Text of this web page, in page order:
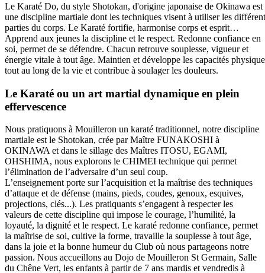
Le Karaté Do, du style Shotokan, d'origine japonaise de Okinawa est
une discipline martiale dont les techniques visent à utiliser les
parties du corps. Le Karaté fortifie, harmonise corps et esprit…
Apprend aux jeunes la discipline et le respect. Redonne confiance en
soi, permet de se défendre. Chacun retrouve souplesse, vigueur et
énergie vitale à tout âge. Maintien et développe les capacités
tout au long de la vie et contribue à soulager les douleurs.
Le Karaté ou un art martial dynamique en plein
effervescence
Nous pratiquons à Mouilleron un karaté traditionnel, notre discipline
martiale est le Shotokan, crée par Maître FUNAKOSHI à
OKINAWA et dans le sillage des Maîtres ITOSU, EGAMI,
OHSHIMA, nous explorons le CHIMEI technique qui permet
l’élimination de l’adversaire d’un seul coup.
L’enseignement porte sur l’acquisition et la maîtrise des techniques
d’attaque et de défense (mains, pieds, coudes, genoux, esquives,
projections, clés...). Les pratiquants s’engagent à respecter les
valeurs de cette discipline qui impose le courage, l’humilité, la
loyauté, la dignité et le respect. Le karaté redonne confiance, permet
la maîtrise de soi, cultive la forme, travaille la souplesse à tout âge,
dans la joie et la bonne humeur du Club où nous partageons notre
passion. Nous accueillons au Dojo de Mouilleron St Germain, Salle
du Chêne Vert, les enfants à partir de 7 ans mardis et vendredis à